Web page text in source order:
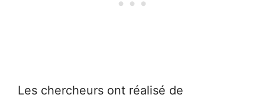
Les chercheurs ont réalisé de